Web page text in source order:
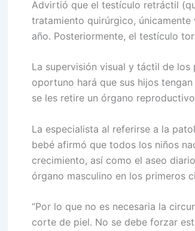
Advirtió que el testículo retráctil
tratamiento quirúrgico, únicamente
año. Posteriormente, el testículo
La supervisión visual y táctil de
oportuno hará que sus hijos
se les retire un órgano
La especialista al referirse a la
bebé afirmó que todos los niños
crecimiento, así como el aseo
órgano masculino en los primeros
“Por lo que no es necesaria la
corte de piel. No se debe forzar